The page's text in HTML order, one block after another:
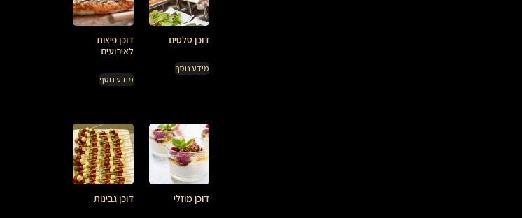
דוכן סלטים
מידע נוסף
דוכן פיצות
לאירועים
מידע נוסף
דוכן מוזלי דוכן גבינות